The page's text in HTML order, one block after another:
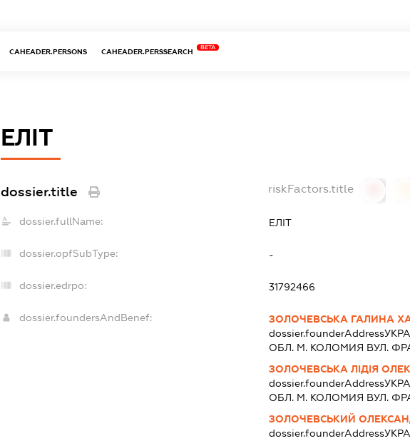
CAHEADER.PERSONS CAHEADER.PERSSEARCH
BETA
ЕЛІТ
dossier.title riskFactors.title
dossier.fullName: ЕЛІТ
dossier.opfSubType: -
dossier.edrpo: 31792466
dossier.foundersAndBenef:
ЗОЛОЧЕВСЬКА ГАЛИНА
dossier.founderAddress
ОБЛ. М. КОЛОМИЯ ВУЛ.
ЗОЛОЧЕВСЬКА ЛІДІЯ
dossier.founderAddress
ОБЛ. М. КОЛОМИЯ ВУЛ.
ЗОЛОЧЕВСЬКИЙ
dossier.founderAddress